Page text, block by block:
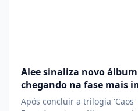
Alee sinaliza novo álbum
chegando na fase mais
vida’
Após concluir a trilogia